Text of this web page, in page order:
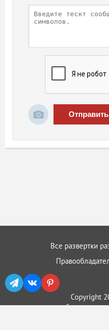
Отправить
Все развертки
Copyright
бумажного